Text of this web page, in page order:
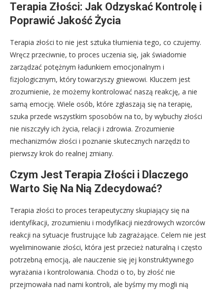
Terapia Złości: Jak Odzyskać Kontrolę i
Poprawić Jakość Życia
Terapia złości to nie jest sztuka tłumienia tego, co czujemy.
Wręcz przeciwnie, to proces uczenia się, jak świadomie
zarządzać potężnym ładunkiem emocjonalnym i
fizjologicznym, który towarzyszy gniewowi. Kluczem jest
zrozumienie, że możemy kontrolować naszą reakcję, a nie
samą emocję. Wiele osób, które zgłaszają się na terapię,
szuka przede wszystkim sposobów na to, by wybuchy złości
nie niszczyły ich życia, relacji i zdrowia. Zrozumienie
mechanizmów złości i poznanie skutecznych narzędzi to
pierwszy krok do realnej zmiany.
Czym Jest Terapia Złości i Dlaczego
Warto Się Na Nią Zdecydować?
Terapia złości to proces terapeutyczny skupiający się na
identyfikacji, zrozumieniu i modyfikacji niezdrowych wzorców
reakcji na sytuacje frustrujące lub zagrażające. Celem nie jest
wyeliminowanie złości, która jest przecież naturalną i często
potrzebną emocją, ale nauczenie się jej konstruktywnego
wyrażania i kontrolowania. Chodzi o to, by złość nie
przejmowała nad nami kontroli, ale byśmy my mogli nią